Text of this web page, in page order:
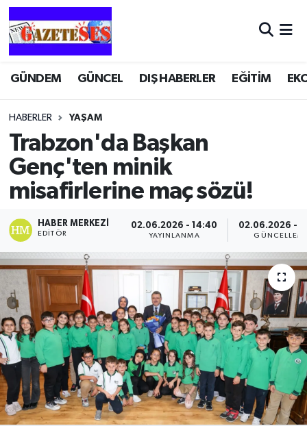
GÜNDEM GÜNCEL DIŞ HABERLER EĞİTİM
HABERLER YAŞAM
Trabzon'da Başkan
Genç'ten minik
misafirlerine maç sözü!
HABER MERKEZI
EDITÖR
02.06.2026 - 14:40
YAYINLANMA
02.06.2026 -